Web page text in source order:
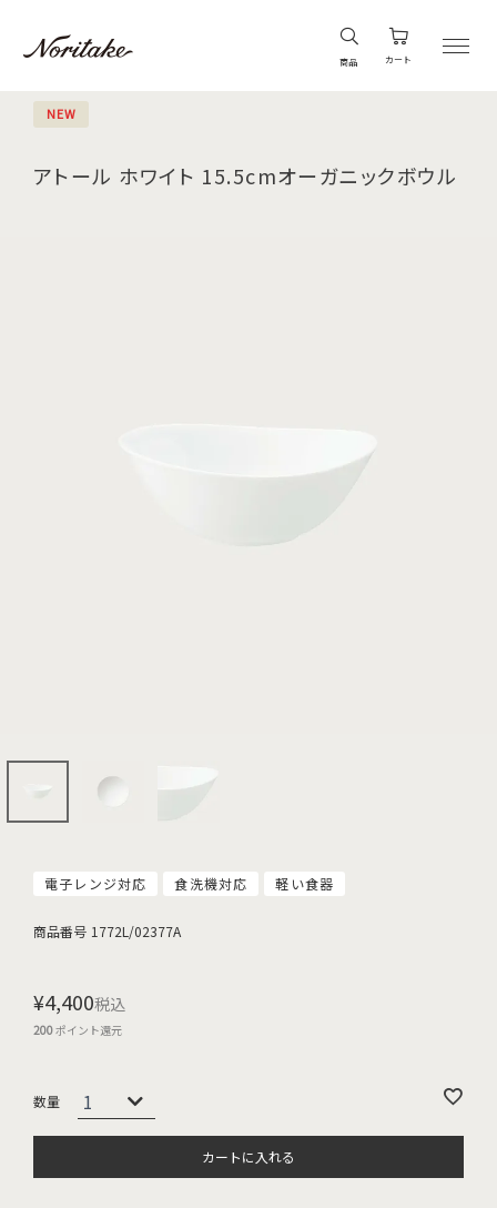
商品 カート
NEW
アトール ホワイト 15.5cmオーガニックボウル
電子レンジ対応 食洗機対応 軽い食器
商品番号 1772L/02377A
¥4,400税込
200ポイント還元
カートに入れる